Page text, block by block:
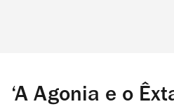
‘A Agonia e o